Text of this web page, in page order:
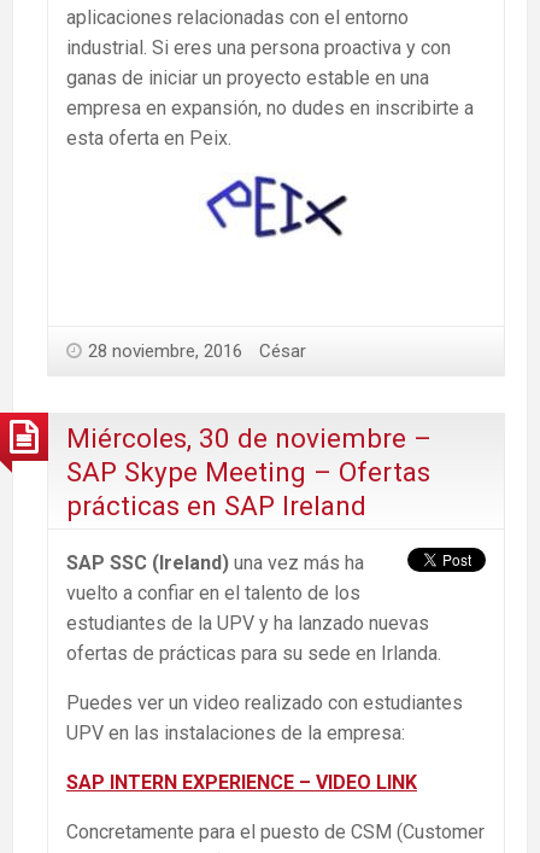
aplicaciones relacionadas con el entorno
industrial. Si eres una persona proactiva y con
ganas de iniciar un proyecto estable en una
empresa en expansión, no dudes en inscribirte a
esta oferta en Peix.
28 noviembre, 2016 César
Miércoles, 30 de noviembre –
SAP Skype Meeting – Ofertas
prácticas en SAP Ireland
SAP SSC (Ireland) una vez más ha
vuelto a confiar en el talento de los
estudiantes de la UPV y ha lanzado nuevas
ofertas de prácticas para su sede en Irlanda.
Puedes ver un video realizado con estudiantes
UPV en las instalaciones de la empresa:
SAP INTERN EXPERIENCE – VIDEO LINK
Concretamente para el puesto de CSM (Customer